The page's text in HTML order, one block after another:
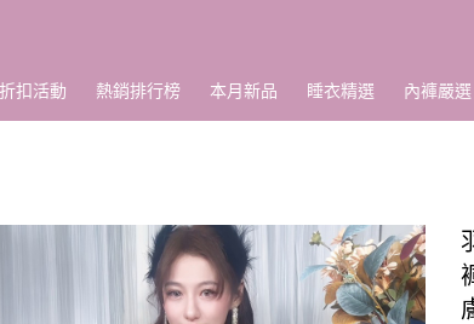
扣活動 熱銷排行榜 本月新品 睡衣精選 內褲嚴選